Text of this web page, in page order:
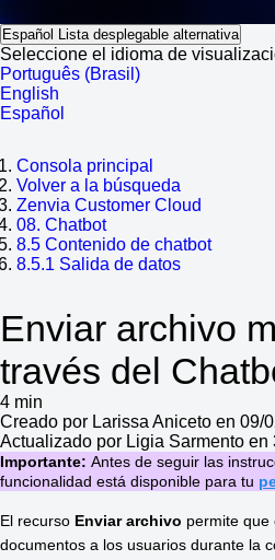
Español Lista desplegable alternativa
Seleccione el idioma de
Português (Brasil)
English
Español
Consola principal
Volver a la búsqueda
Zenvia Customer Cloud
08. Chatbot
8.5 Contenido de chatbot
8.5.1 Salida de datos
Enviar archivo
través del
4 min
Creado por Larissa Aniceto en 09/
Actualizado por Ligia Sarmento en
Importante: Antes de seguir las
funcionalidad está disponible para tu
El recurso Enviar archivo permite que
documentos a los usuarios durante la